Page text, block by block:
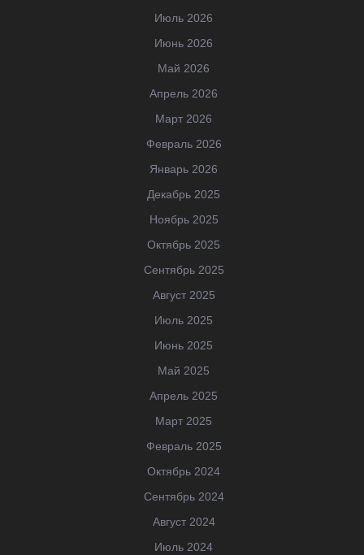
Июль 2026
Июнь 2026
Май 2026
Апрель 2026
Март 2026
Февраль 2026
Январь 2026
Декабрь 2025
Ноябрь 2025
Октябрь 2025
Сентябрь 2025
Август 2025
Июль 2025
Июнь 2025
Май 2025
Апрель 2025
Март 2025
Февраль 2025
Октябрь 2024
Сентябрь 2024
Август 2024
Июль 2024